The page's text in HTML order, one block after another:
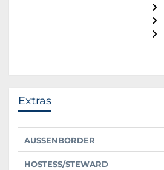
Extras
AUSSENBORDER
HOSTESS/STEWARD